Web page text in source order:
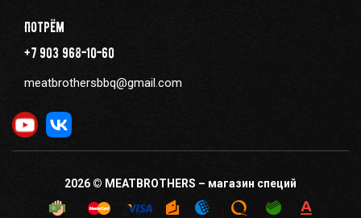
Потрём
+7 903 968-10-60
meatbrothersbbq@gmail.com
2026 © MEATBROTHERS – магазин специй